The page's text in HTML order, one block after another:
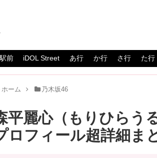
前 iDOL Street あ行 か行 さ行 た行
ホーム 乃木坂46
平麗心（もりひらう
ロフィール超詳細ま